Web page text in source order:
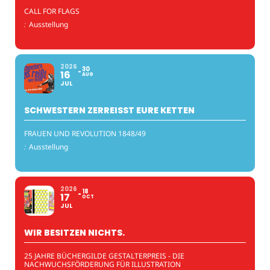
CALL FOR FLAGS
: Ausstellung
2026
16
JUL
30
AUG
SCHWESTERN ZERREISST EURE KETTEN
FRAUEN UND REVOLUTION 1848/49
: Ausstellung
2026
17
JUL
18
OCT
WIR BESITZEN NICHTS.
25 JAHRE BÜCHERGILDE GESTALTERPREIS - DIE
NACHWUCHSFÖRDERUNG FÜR ILLUSTRATION